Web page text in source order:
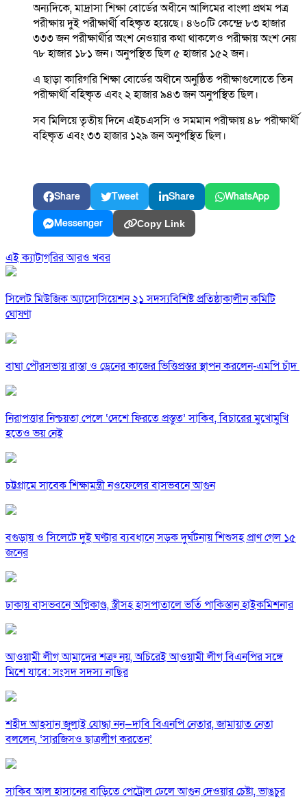
অন্যদিকে, মাদ্রাসা শিক্ষা বোর্ডের অধীনে আলিমের বাংলা প্রথম পত্র
পরীক্ষায় দুই পরীক্ষার্থী বহিষ্কৃত হয়েছে। ৪৬০টি কেন্দ্রে ৮৩ হাজার
৩৩৩ জন পরীক্ষার্থীর অংশ নেওয়ার কথা থাকলেও পরীক্ষায় অংশ নেয়
৭৮ হাজার ১৮১ জন। অনুপস্থিত ছিল ৫ হাজার ১৫২ জন।
এ ছাড়া কারিগরি শিক্ষা বোর্ডের অধীনে অনুষ্ঠিত পরীক্ষাগুলোতে তিন
পরীক্ষার্থী বহিষ্কৃত এবং ২ হাজার ৯৪৩ জন অনুপস্থিত ছিল।
সব মিলিয়ে তৃতীয় দিনে এইচএসসি ও সমমান পরীক্ষায় ৪৮ পরীক্ষার্থী
বহিষ্কৃত এবং ৩৩ হাজার ১২৯ জন অনুপস্থিত ছিল।
Share Tweet Share WhatsApp
Messenger Copy Link
এই ক্যাটাগরির আরও খবর
সিলেট মিউজিক অ্যাসোসিয়েশন ২১ সদস্যবিশিষ্ট প্রতিষ্ঠাকালীন কমিটি
ঘোষণা
বাঘা পৌরসভায় রাস্তা ও ড্রেনের কাজের ভিত্তিপ্রস্তর স্থাপন করলেন-এমপি চাঁদ
নিরাপত্তার নিশ্চয়তা পেলে ‘দেশে ফিরতে প্রস্তুত’ সাকিব, বিচারের মুখোমুখি
হতেও ভয় নেই
চট্টগ্রামে সাবেক শিক্ষামন্ত্রী নওফেলের বাসভবনে আগুন
বগুড়ায় ও সিলেটে দুই ঘণ্টার ব্যবধানে সড়ক দুর্ঘটনায় শিশুসহ প্রাণ গেল ১৫
জনের
ঢাকায় বাসভবনে অগ্নিকাণ্ড, স্ত্রীসহ হাসপাতালে ভর্তি পাকিস্তান হাইকমিশনার
আওয়ামী লীগ আমাদের শত্রু নয়, অচিরেই আওয়ামী লীগ বিএনপির সঙ্গে
মিশে যাবে: সংসদ সদস্য নাছির
শহীদ আহসান জুলাই যোদ্ধা নন—দাবি বিএনপি নেতার, জামায়াত নেতা
বললেন, ‘সারজিসও ছাত্রলীগ করতেন’
সাকিব আল হাসানের বাড়িতে পেট্রোল ঢেলে আগুন দেওয়ার চেষ্টা, ভাঙচুর